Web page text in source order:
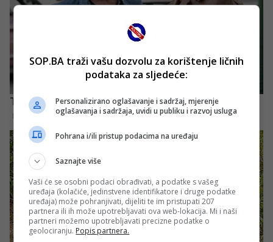
SOP.BA traži vašu dozvolu za korištenje ličnih
podataka za sljedeće:
Personalizirano oglašavanje i sadržaj, mjerenje
oglašavanja i sadržaja, uvidi u publiku i razvoj usluga
Pohrana i/ili pristup podacima na uređaju
Saznajte više
Vaši će se osobni podaci obrađivati, a podatke s vašeg
uređaja (kolačiće, jedinstvene identifikatore i druge podatke
uređaja) može pohranjivati, dijeliti te im pristupati 207
partnera ili ih može upotrebljavati ova web-lokacija. Mi i naši
partneri možemo upotrebljavati precizne podatke o
geolociranju. Popis partnera.